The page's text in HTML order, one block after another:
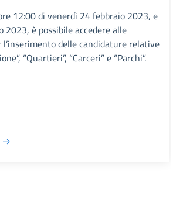
12:00 di venerdì 24 febbraio 2023, e
2023, è possibile accedere alle
delle candidature relative
“Quartieri”, “Carceri” e “Parchi”.